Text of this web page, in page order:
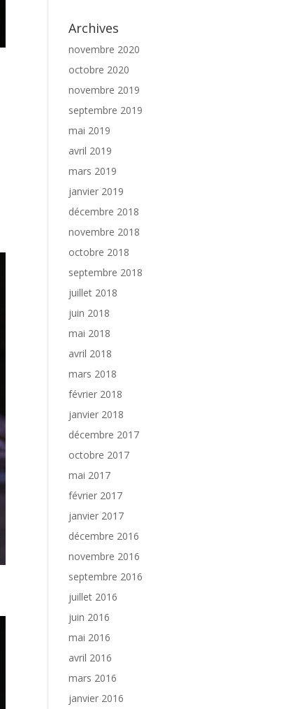
Archives
novembre 2020
octobre 2020
novembre 2019
septembre 2019
mai 2019
avril 2019
mars 2019
janvier 2019
décembre 2018
novembre 2018
octobre 2018
septembre 2018
juillet 2018
juin 2018
mai 2018
avril 2018
mars 2018
février 2018
janvier 2018
décembre 2017
octobre 2017
mai 2017
février 2017
janvier 2017
décembre 2016
novembre 2016
septembre 2016
juillet 2016
juin 2016
mai 2016
avril 2016
mars 2016
janvier 2016